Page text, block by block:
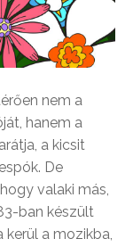
nem a
hanem a
a kicsit
De
valaki más,
ban készült
kerül a mozikba,